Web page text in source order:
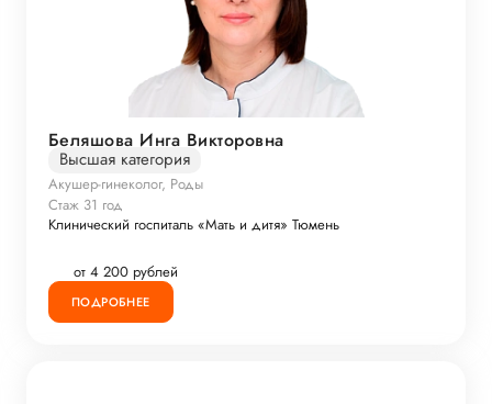
Беляшова Инга Викторовна
Высшая категория
Акушер-гинеколог, Роды
Стаж 31 год
Клинический госпиталь «Мать и дитя» Тюмень
от 4 200 рублей
ПОДРОБНЕЕ